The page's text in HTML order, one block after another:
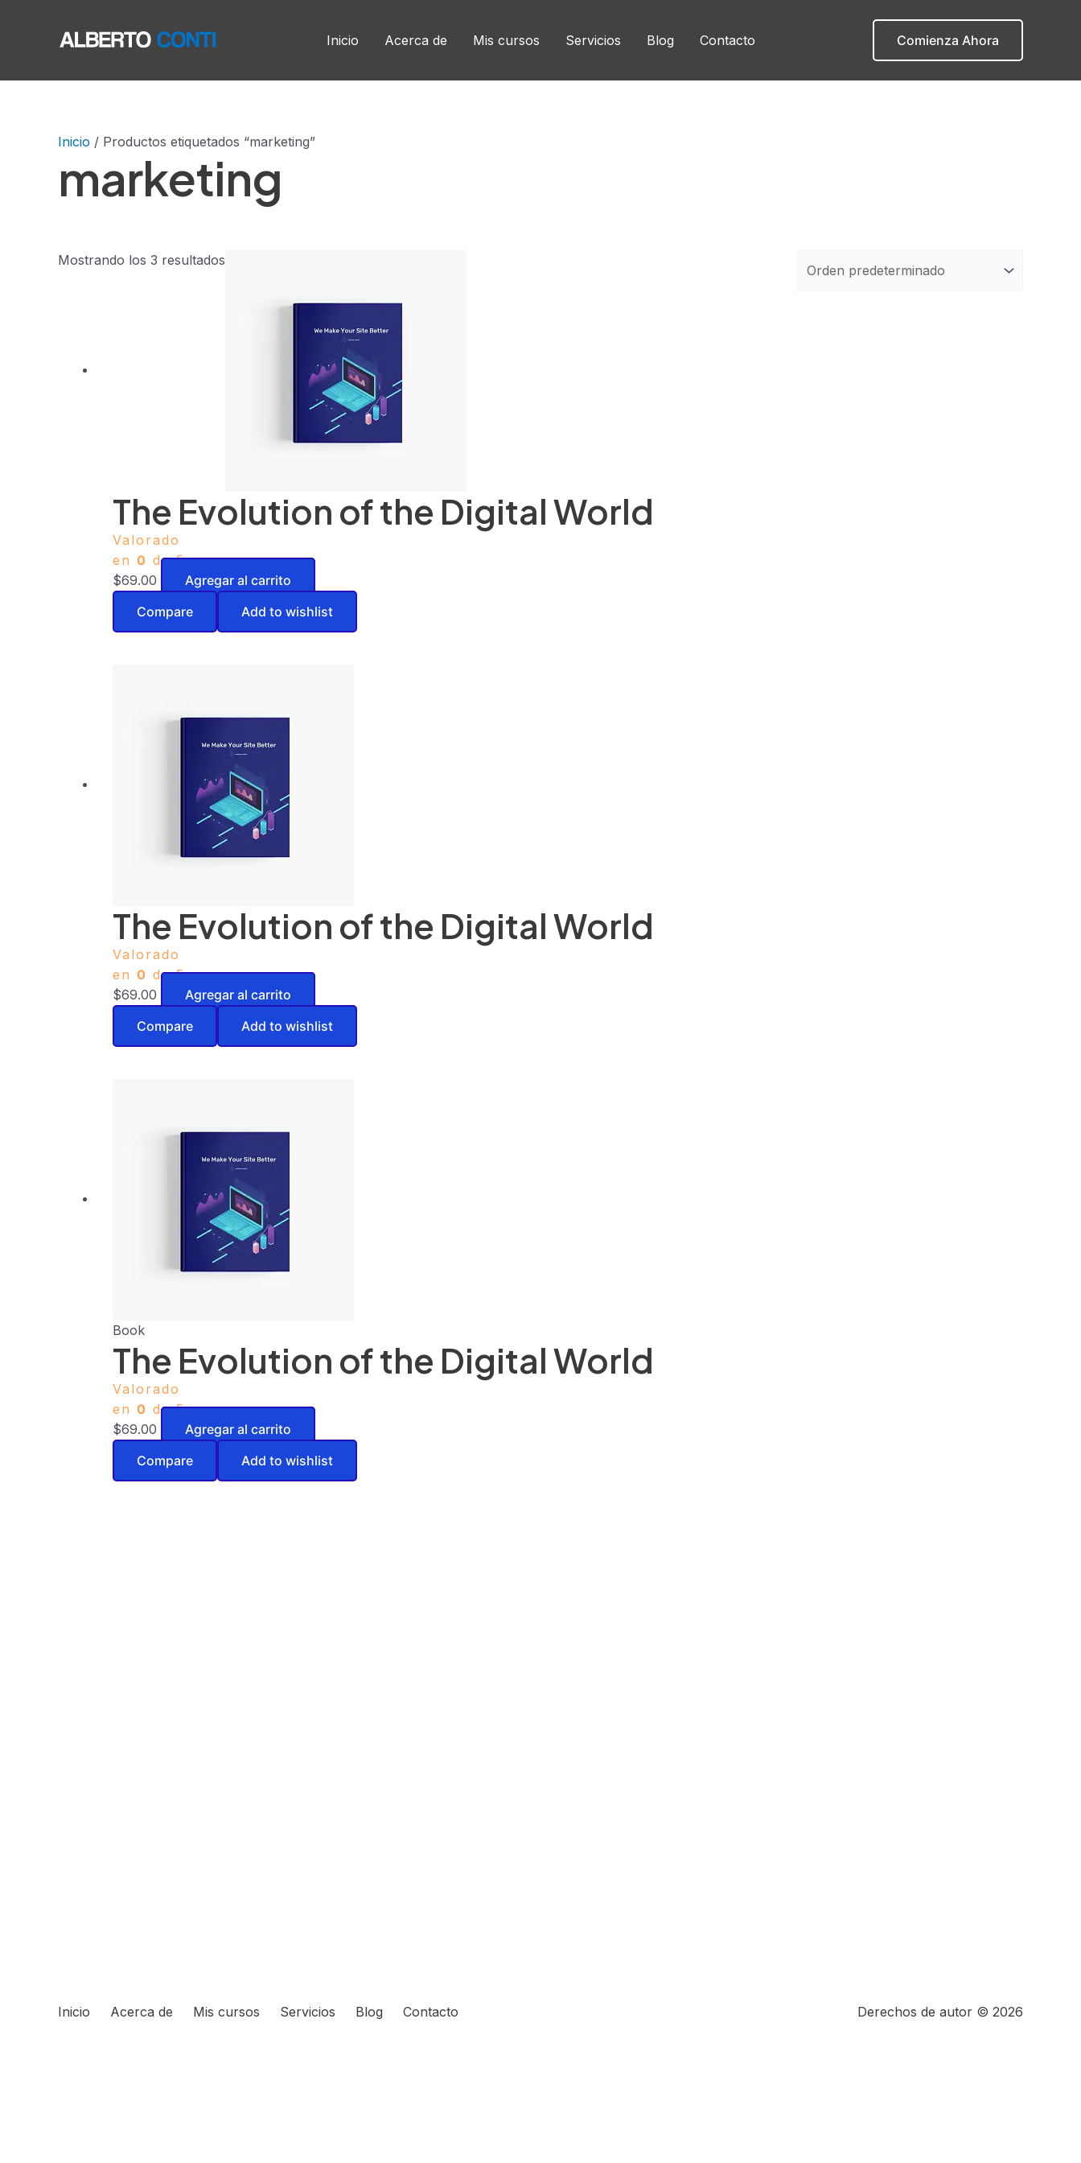
Inicio Acerca de Mis cursos Servicios Blog Contacto Comienza Ahora
Inicio / Productos etiquetados “marketing”
marketing
Mostrando los 3 resultados
The Evolution of the Digital World
Valorado
en 0 de 5
$69.00
Agregar al carrito
Compare
Add to wishlist
The Evolution of the Digital World
Valorado
en 0 de 5
$69.00
Agregar al carrito
Compare
Add to wishlist
Book
The Evolution of the Digital World
Valorado
en 0 de 5
$69.00
Agregar al carrito
Compare
Add to wishlist
Inicio Acerca de Mis cursos Servicios Blog Contacto Derechos de autor © 2026